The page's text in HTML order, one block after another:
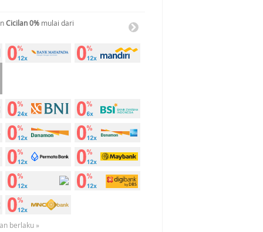
Cicilan 0% mulai dari
berlaku »